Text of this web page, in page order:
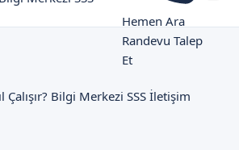
Hemen Ara
Randevu Talep
Et
Çalışır? Bilgi Merkezi SSS İletişim